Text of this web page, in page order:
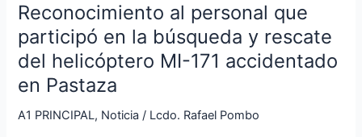
Reconocimiento al personal que
participó en la búsqueda y rescate
del helicóptero MI-171 accidentado
en Pastaza
A1 PRINCIPAL, Noticia / Lcdo. Rafael Pombo
personal
que
participó
en
la
búsqueda